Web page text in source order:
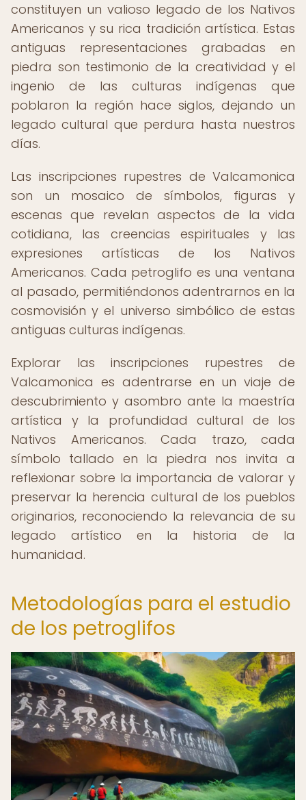
constituyen un valioso legado de los Nativos
Americanos y su rica tradición artística. Estas
antiguas representaciones grabadas en
piedra son testimonio de la creatividad y el
ingenio de las culturas indígenas que
poblaron la región hace siglos, dejando un
legado cultural que perdura hasta nuestros
días.
Las inscripciones rupestres de Valcamonica
son un mosaico de símbolos, figuras y
escenas que revelan aspectos de la vida
cotidiana, las creencias espirituales y las
expresiones artísticas de los Nativos
Americanos. Cada petroglifo es una ventana
al pasado, permitiéndonos adentrarnos en la
cosmovisión y el universo simbólico de estas
antiguas culturas indígenas.
Explorar las inscripciones rupestres de
Valcamonica es adentrarse en un viaje de
descubrimiento y asombro ante la maestría
artística y la profundidad cultural de los
Nativos Americanos. Cada trazo, cada
símbolo tallado en la piedra nos invita a
reflexionar sobre la importancia de valorar y
preservar la herencia cultural de los pueblos
originarios, reconociendo la relevancia de su
legado artístico en la historia de la
humanidad.
Metodologías para el estudio
de los petroglifos